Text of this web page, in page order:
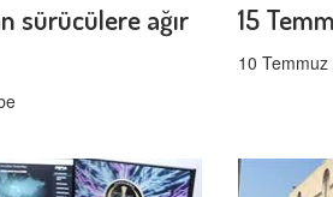
sürücülere ağır
15
10